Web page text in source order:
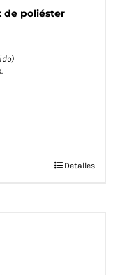
de poliéster
Detalles